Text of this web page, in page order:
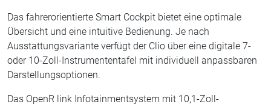
Das fahrerorientierte Smart Cockpit bietet eine optimale
Übersicht und eine intuitive Bedienung. Je nach
Ausstattungsvariante verfügt der Clio über eine digitale 7-
oder 10-Zoll-Instrumententafel mit individuell anpassbaren
Darstellungsoptionen.
Das OpenR link Infotainmentsystem mit 10,1-Zoll-